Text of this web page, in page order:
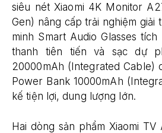
siêu nét Xiaomi 4K Monitor
Gen) nâng cấp trải nghiệm giải
minh Smart Audio Glasses
thanh tiên tiến và sạc dự
20000mAh (Integrated Cable)
Power Bank 10000mAh
kế tiện lợi, dung lượng lớn.
Hai dòng sản phẩm Xiaomi TV